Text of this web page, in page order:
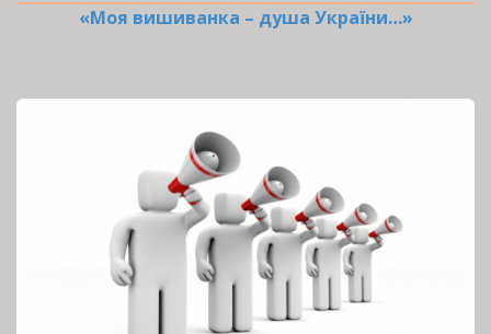
«Моя вишиванка – душа України…»